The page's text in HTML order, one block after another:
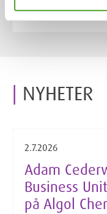
NYHETER
2.7.2026
Adam
Business
på Algol